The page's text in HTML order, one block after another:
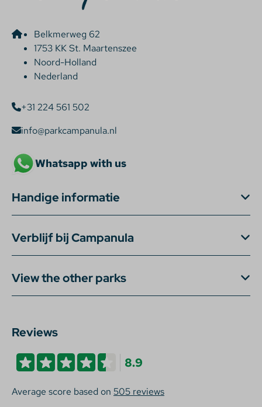
Belkmerweg 62
1753 KK St. Maartenszee
Noord-Holland
Nederland
+31 224 561 502
info@parkcampanula.nl
Whatsapp with us
Handige informatie
Verblijf bij Campanula
View the other parks
Reviews
8.9
Average score based on 505 reviews